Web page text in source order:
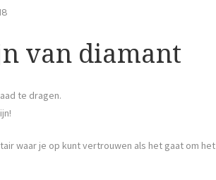
van diamant
te dragen.
waar je op kunt vertrouwen als het gaat om het